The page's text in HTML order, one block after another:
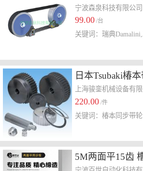
宁波森泉科技有限公司
99.00 /台
日本Tsubaki椿
带轮，TSUBAKI
PT30P8M25BF-A
上海骏銮机械设备有限
220.00 /件
关键词：椿本同步带轮
5M两面平15齿